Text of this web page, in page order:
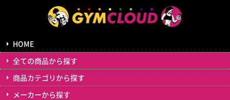
HOME
全ての商品から探す
商品カテゴリから探す
メーカーから探す